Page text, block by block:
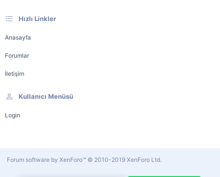
Hızlı Linkler
Anasayfa
Forumlar
İletişim
Kullanıcı Menüsü
Login
Forum software by XenForo™ © 2010-2019 XenForo Ltd.